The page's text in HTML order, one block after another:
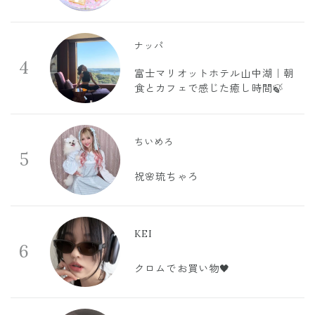
4
ナッパ
富士マリオットホテル山中湖｜朝
食とカフェで感じた癒し時間🍃
5
ちいめろ
祝🌸琉ちゃろ
6
KEI
クロムでお買い物🖤